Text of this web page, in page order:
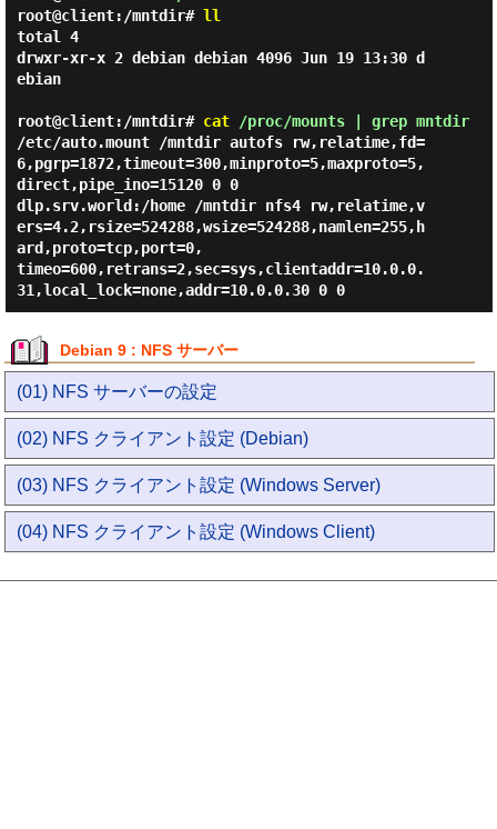
root@client:/mntdir# ll
total 4
drwxr-xr-x 2 debian debian 4096 Jun 19 13:30 d
ebian
root@client:/mntdir# cat/proc/mounts | grep mntdir
/etc/auto.mount /mntdir autofs rw,relatime,fd=
6,pgrp=1872,timeout=300,minproto=5,maxproto=5,
direct,pipe_ino=15120 0 0
dlp.srv.world:/home /mntdir nfs4 rw,relatime,v
ers=4.2,rsize=524288,wsize=524288,namlen=255,h
ard,proto=tcp,port=0,
timeo=600,retrans=2,sec=sys,clientaddr=10.0.0.
31,local_lock=none,addr=10.0.0.30 0 0
Debian 9 : NFS サーバー
(01) NFS サーバーの設定
(02) NFS クライアント設定 (Debian)
(03) NFS クライアント設定 (Windows Server)
(04) NFS クライアント設定 (Windows Client)